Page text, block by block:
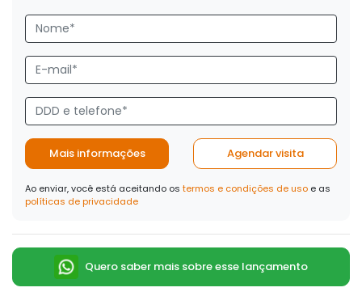
Mais informações Agendar visita
Ao enviar, você está aceitando os termos e condições de uso e as
políticas de privacidade
Quero saber mais sobre esse lançamento